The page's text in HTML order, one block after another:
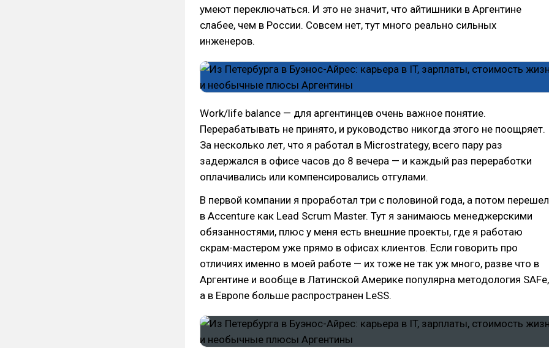
умеют переключаться. И это не значит, что айтишники в Аргентине
слабее, чем в России. Совсем нет, тут много реально сильных
инженеров.
Work/life balance — для аргентинцев очень важное понятие.
Перерабатывать не принято, и руководство никогда этого не поощряет.
За несколько лет, что я работал в Microstrategy, всего пару раз
задержался в офисе часов до 8 вечера — и каждый раз переработки
оплачивались или компенсировались отгулами.
В первой компании я проработал три с половиной года, а потом перешел
в Accenture как Lead Scrum Master. Тут я занимаюсь менеджерскими
обязанностями, плюс у меня есть внешние проекты, где я работаю
скрам-мастером уже прямо в офисах клиентов. Если говорить про
отличиях именно в моей работе — их тоже не так уж много, разве что в
Аргентине и вообще в Латинской Америке популярна методология SAFe,
а в Европе больше распространен LeSS.